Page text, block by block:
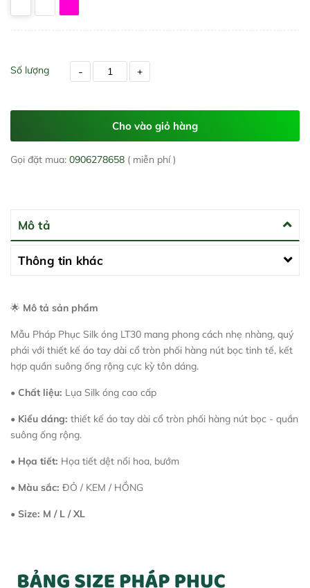
Số lượng - +
Cho vào giỏ hàng
Gọi đặt mua: 0906278658 ( miễn phí )
Mô tả
Thông tin khác
🌟 Mô tả sản phẩm
Mẫu Pháp Phục Silk óng LT30 mang phong cách nhẹ nhàng, quý
phái với thiết kế áo tay dài cổ tròn phối hàng nút bọc tinh tế, kết
hợp quần suông ống rộng cực kỳ tôn dáng.
• Chất liệu: Lụa Silk óng cao cấp
• Kiểu dáng: thiết kế áo tay dài cổ tròn phối hàng nút bọc - quần
suông ống rộng.
• Họa tiết: Họa tiết dệt nổi hoa, bướm
• Màu sắc: ĐỎ / KEM / HỒNG
• Size: M / L / XL